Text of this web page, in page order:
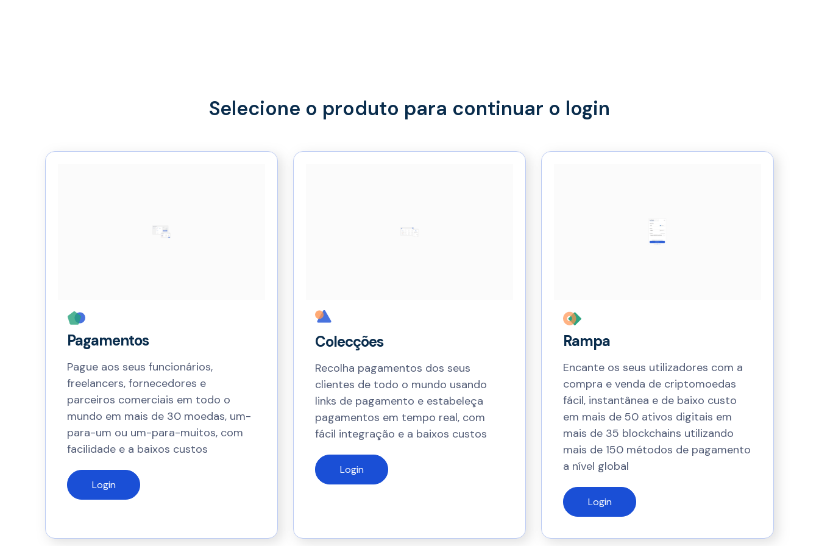
Selecione o produto para continuar o login
Pagamentos
Pague aos seus funcionários,
freelancers, fornecedores e
parceiros comerciais em todo o
mundo em mais de 30 moedas, um-
para-um ou um-para-muitos, com
facilidade e a baixos custos
Login
Colecções
Recolha pagamentos dos seus
clientes de todo o mundo usando
links de pagamento e estabeleça
pagamentos em tempo real, com
fácil integração e a baixos custos
Login
Rampa
Encante os seus utilizadores com a
compra e venda de criptomoedas
fácil, instantânea e de baixo custo
em mais de 50 ativos digitais em
mais de 35 blockchains utilizando
mais de 150 métodos de pagamento
a nível global
Login